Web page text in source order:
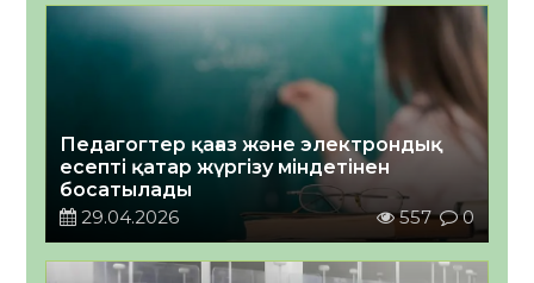
Педагогтер қағаз және электрондық
есепті қатар жүргізу міндетінен
босатылады
29.04.2026
557 0